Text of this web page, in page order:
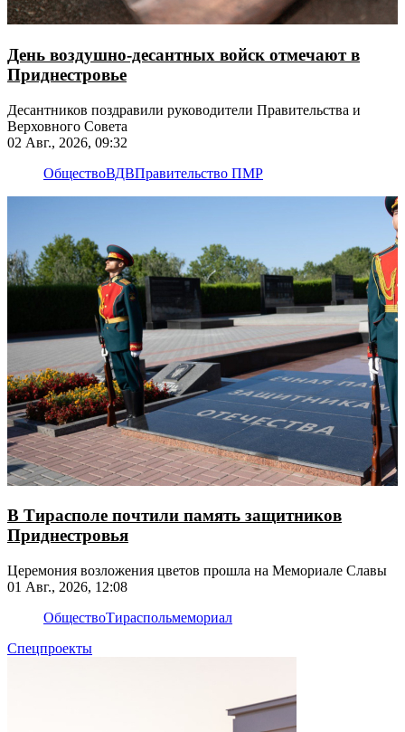
День воздушно-десантных войск отмечают в
Приднестровье
Десантников поздравили руководители Правительства и
Верховного Совета
02 Авг., 2026, 09:32
ОбществоВДВПравительство ПМР
В Тирасполе почтили память защитников
Приднестровья
Церемония возложения цветов прошла на Мемориале Славы
01 Авг., 2026, 12:08
ОбществоТираспольмемориал
Спецпроекты